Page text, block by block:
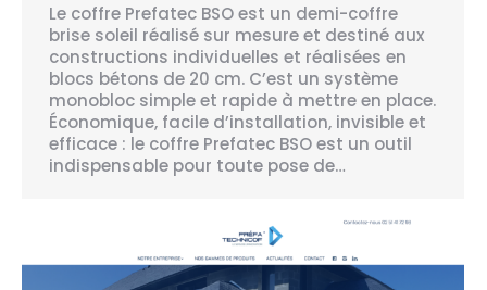
Le coffre Prefatec BSO est un demi-coffre
brise soleil réalisé sur mesure et destiné aux
constructions individuelles et réalisées en
blocs bétons de 20 cm. C’est un système
monobloc simple et rapide à mettre en place.
Économique, facile d’installation, invisible et
efficace : le coffre Prefatec BSO est un outil
indispensable pour toute pose de…